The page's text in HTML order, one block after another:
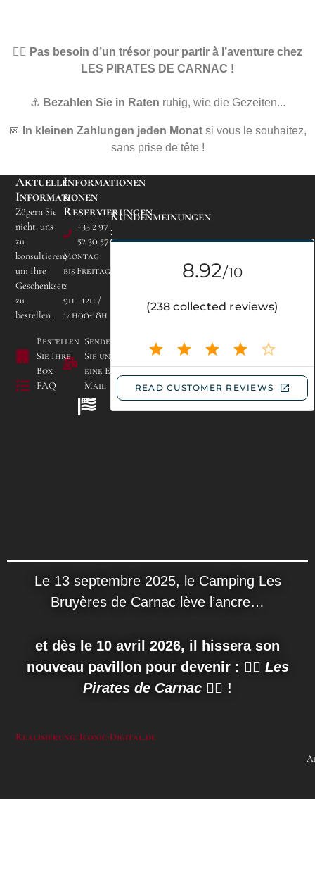
🏴‍☠️ Pas besoin d’un trésor pour partir à l’aventure chez
LES PIRATES DE CARNAC !
⚓ Bezahlen Sie in Raten ruhig, wie die Gezeiten...
📅 In kleinen Zahlungen jeden Monat si vous le souhaitez,
sans prise de tête !
Campingplatz Les
56340 CARNAC
Informationen
&
Reservierungen
+33 2 97
52 30 57
Montag
bis Freitag
:
9h - 12h /
14h00-18h
Senden
Sie uns
eine E-
Mail
Aktuelle
Informationen
Zögern Sie
nicht, uns
zu
konsultieren,
um Ihre
Geschenksets
zu
bestellen.
Bestellen
Sie Ihre
Box
FAQ
Kundenmeinungen
:
Le 13 septembre 2025, le Camping Les
Bruyères de Carnac lève l’ancre…
et dès le 10 avril 2026, il hissera son
nouveau pavillon pour devenir : 🏴‍☠️ Les
Pirates de Carnac 🏴‍☠️ !
Realisierung: Iconic-Digital.de